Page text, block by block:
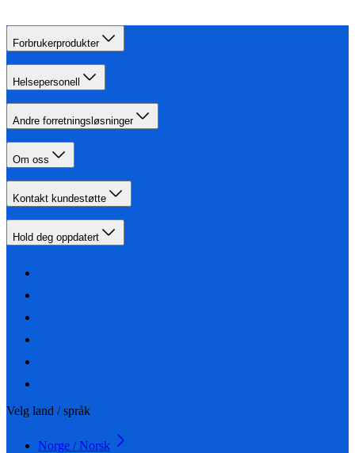
Forbrukerprodukter
Helsepersonell
Andre forretningsløsninger
Om oss
Kontakt kundestøtte
Hold deg oppdatert
Velg land / språk
Norge / Norsk